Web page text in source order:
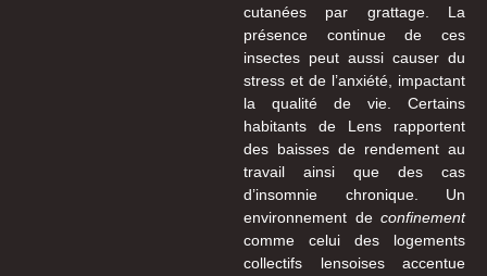
cutanées par grattage. La
présence continue de ces
insectes peut aussi causer du
stress et de l’anxiété, impactant
la qualité de vie. Certains
habitants de Lens rapportent
des baisses de rendement au
travail ainsi que des cas
d’insomnie chronique. Un
environnement de confinement
comme celui des logements
collectifs lensoises accentue